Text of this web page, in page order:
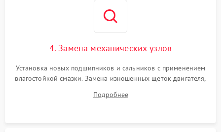
4. Замена механических узлов
Установка новых подшипников и сальников с применением
влагостойкой смазки. Замена изношенных щеток двигателя,
или поврежденной резиновой манжеты.
Подробнее